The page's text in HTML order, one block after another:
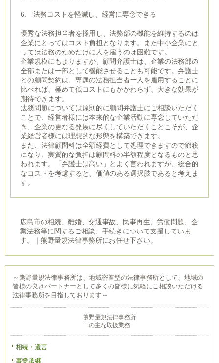
～熊野量規法律事務所は、地域密着型の法律事務所として、地域の
皆様の良きパートナーとして多くの皆様に気軽にご相談いただける
法律事務所を目指しております～
熊野量規法律事務所
の主な取扱業務
相続・遺言
事業承継
6. 法務コストを軽減し、経営に専念できる
優秀な法務担当者を採用し、法務部の機能を維持するのは
企業にとってはコスト負担となります。また中小企業にと
っては法務のためだけに人を雇うのは困難です。
企業規模にもよりますが、顧問弁護士は、企業の法務部の
全部または一部として機能させることも可能です。弁護士
との顧問契約は、専属の法務担当者一人を雇用することに
比べれば、極めて低コストにもかかわらず、大きな効果が
期待できます。
法務問題については原則的に顧問弁護士にご相談いただく
ことで、経営者様には本来的な企業活動に専念していただ
き、企業の更なる発展に尽くしていただくことこそが、企
業経営者様には理想的な形態を構築できます。
また、法律顧問料は全額経費として処理できますので節税
になり、実質的な負担は顧問料の半額程度となるものと思
われます。「弁護士は高い」とよく言われますが、総合的
なコストを考慮すると、価値のある選択肢であると考えま
す。
広島市の相続、離婚、交通事故、民事再生、労働問題、企
業法務等に関するご相談、手続きについて支援していま
す。｜熊野量規法律事務所にお任せ下さい。